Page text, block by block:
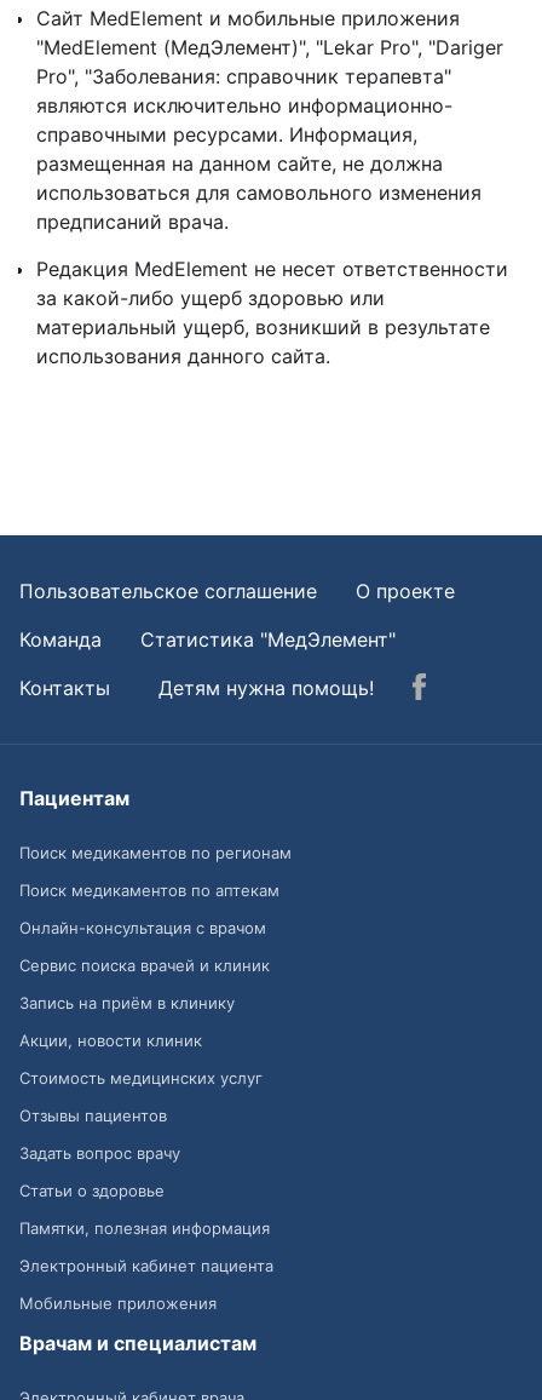
Сайт MedElement и мобильные приложения
"MedElement (МедЭлемент)", "Lekar Pro", "Dariger
Pro", "Заболевания: справочник терапевта"
являются исключительно информационно-
справочными ресурсами. Информация,
размещенная на данном сайте, не должна
использоваться для самовольного изменения
предписаний врача.
Редакция MedElement не несет ответственности
за какой-либо ущерб здоровью или
материальный ущерб, возникший в результате
использования данного сайта.
Пользовательское соглашение
О проекте
Команда
Статистика "МедЭлемент"
Контакты
Детям нужна помощь!
Пациентам
Поиск медикаментов по регионам
Поиск медикаментов по аптекам
Онлайн-консультация с врачом
Сервис поиска врачей и клиник
Запись на приём в клинику
Акции, новости клиник
Стоимость медицинских услуг
Отзывы пациентов
Задать вопрос врачу
Статьи о здоровье
Памятки, полезная информация
Электронный кабинет пациента
Мобильные приложения
Врачам и специалистам